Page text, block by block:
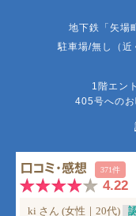
地下鉄「矢場
駐車場/無し（近
1階エン
405号へのお